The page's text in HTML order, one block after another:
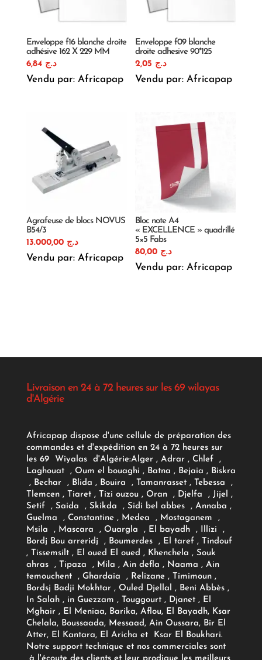
Enveloppe f16 blanche droite
adhésive 162 X 229 MM
د.ج 6,84
Vendu par: Africapap
Enveloppe f09 blanche
droite adhesive 90*125
د.ج
Vendu par: Africapap
Agrafeuse de blocs NOVUS
B54/3
د.ج 13.000,00
Vendu par: Africapap
Bloc note A4
« EXCELLENCE » quadrillé
5×5 Fabs
د.ج
Vendu par: Africapap
Livraison en 24 à 72 heures sur les 69 wilayas
d'Algérie
Africapap dispose d'une cellule de préparation des
commandes et d'expédition en 24 à 72 heures sur
les 69 Wiyalas d'Algérie:Alger , Adrar, Chlef ,
Laghouat , Oum el bouaghi , Batna , Bejaia , Biskra
, Bechar , Blida , Bouira , Tamanrasset , Tebessa ,
Tlemcen , Tiaret , Tizi ouzou , Oran , Djelfa , Jijel ,
Setif , Saida , Skikda , Sidi bel abbes , Annaba ,
Guelma , Constantine , Medea , Mostaganem ,
Msila , Mascara , Ouargla , El bayadh , Illizi ,
Bordj Bou arreridj , Boumerdes , El taref , Tindouf
, Tissemsilt , El oued El oued , Khenchela , Souk
ahras , Tipaza , Mila , Ain defla , Naama , Ain
temouchent , Ghardaia , Relizane , Timimoun ,
Bordsj Badji Mokhtar , Ouled Djellal , Beni Abbès ,
In Salah , in Guezzam , Touggourt , Djanet , El
Mghair , El Meniaa, Barika, Aflou, El Bayadh, Ksar
Chelala, Boussaada, Messaad, Ain Oussara, Bir El
Atter, El Kantara, El Aricha et Ksar El Boukhari.
Notre support technique et nos commerciales sont